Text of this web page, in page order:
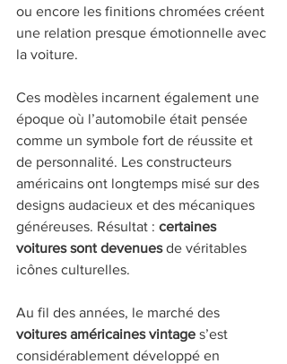
ou encore les finitions chromées créent
une relation presque émotionnelle avec
la voiture.
Ces modèles incarnent également une
époque où l’automobile était pensée
comme un symbole fort de réussite et
de personnalité. Les constructeurs
américains ont longtemps misé sur des
designs audacieux et des mécaniques
généreuses. Résultat : certaines
voitures sont devenues de véritables
icônes culturelles.
Au fil des années, le marché des
voitures américaines vintage s’est
considérablement développé en